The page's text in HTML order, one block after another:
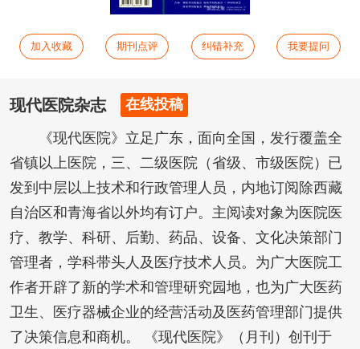
加入收藏 期刊点评 纠错补充 我要提问
现代医院杂志 在线投稿
《现代医院》立足广东，面向全国，发行覆盖全
省镇以上医院，三、二级医院（省级、市级医院）已
发到中层以上技术和行政管理人员，内地订阅除西藏
自治区和青海省以外均有订户。主阅读对象为医院医
疗、教学、科研、后勤、药品、设备、文化决策部门
管理者，学科带头人及医疗技术人员。为广大医院工
作者开辟了新的学术和管理研究园地，也为广大医药
卫生、医疗器械企业的经营活动及医药管理部门提供
了决策信息和商机。 《现代医院》（月刊）创刊于